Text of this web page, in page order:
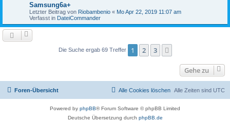
Samsung6a+
Letzter Beitrag von Riobambenio « Mo Apr 22, 2019 11:07 am
Verfasst in DateiCommander
Die Suche ergab 69 Treffer 1 2 3
Gehe zu
Foren-Übersicht Alle Zeiten sind UTC
Alle Cookies löschen
Powered by phpBB® Forum Software © phpBB Limited
Deutsche Übersetzung durch phpBB.de